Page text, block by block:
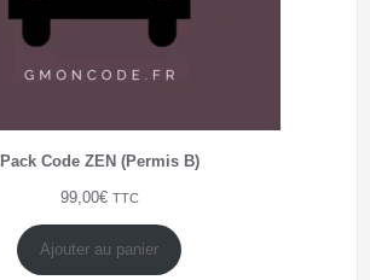
Pack Code ZEN (Permis B)
99,00€ TTC
Ajouter au panier